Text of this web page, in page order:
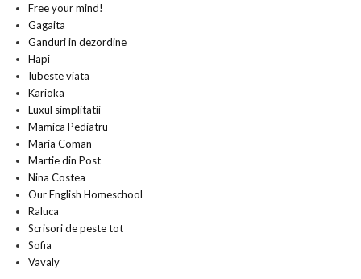
Free your mind!
Gagaita
Ganduri in dezordine
Hapi
Iubeste viata
Karioka
Luxul simplitatii
Mamica Pediatru
Maria Coman
Martie din Post
Nina Costea
Our English Homeschool
Raluca
Scrisori de peste tot
Sofia
Vavaly